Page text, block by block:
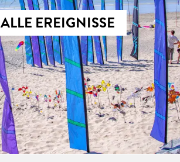
ALLE EREIGNISSE